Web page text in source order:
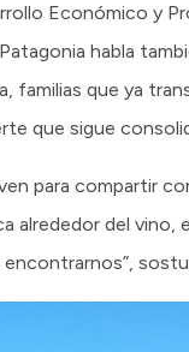
Económico y
habla
familias que ya
que sigue
para compartir
alrededor del
encontrarnos”,